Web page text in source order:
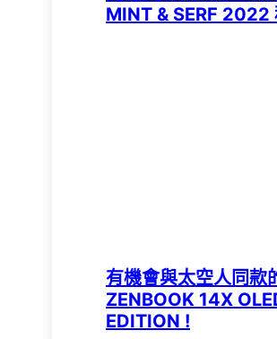
MINT & SERF 2022
有機會與太空人同款
ZENBOOK 14X
EDITION !